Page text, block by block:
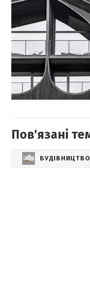
Пов'язані
БУДІВНИЦТВО